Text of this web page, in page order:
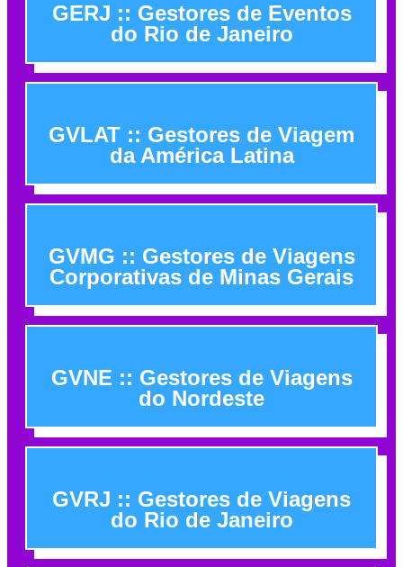
GERJ :: Gestores de Eventos
do Rio de Janeiro
GVLAT :: Gestores de Viagem
da América Latina
GVMG :: Gestores de Viagens
Corporativas de Minas Gerais
GVNE :: Gestores de Viagens
do Nordeste
GVRJ :: Gestores de Viagens
do Rio de Janeiro